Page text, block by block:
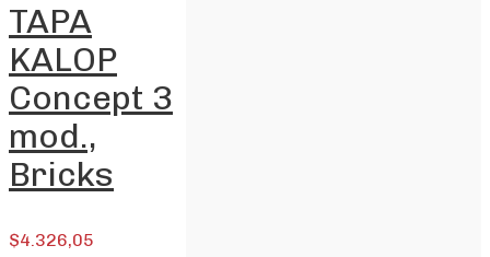
TAPA
KALOP
Concept 3
mod.,
Bricks
$4.326,05